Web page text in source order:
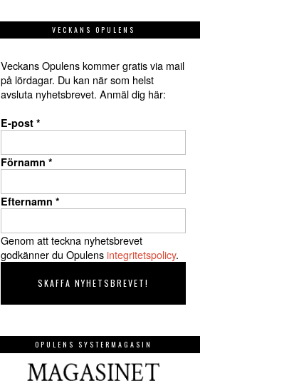
VECKANS OPULENS
Veckans Opulens kommer gratis via mail
på lördagar. Du kan när som helst
avsluta nyhetsbrevet. Anmäl dig här:
E-post *
Förnamn *
Efternamn *
Genom att teckna nyhetsbrevet
godkänner du Opulensintegritetspolicy.
OPULENS SYSTERMAGASIN